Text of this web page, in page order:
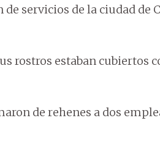
servicios de la ciudad de
rostros estaban cubiertos
de rehenes a dos